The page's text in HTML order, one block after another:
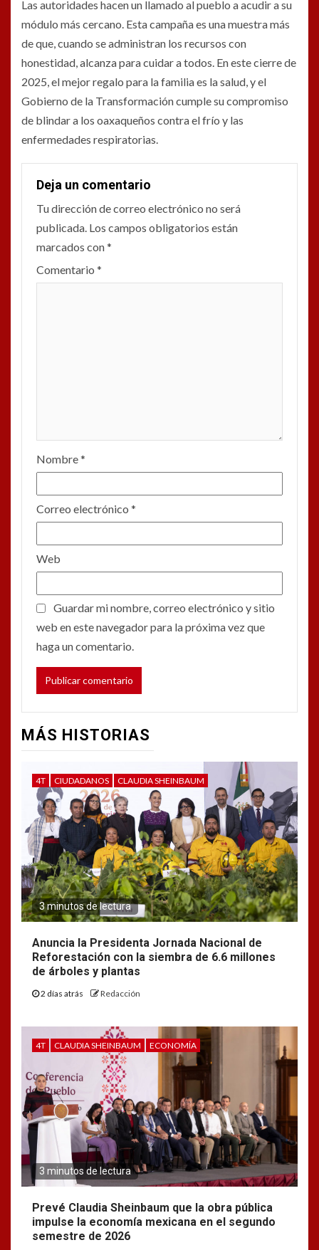
Las autoridades hacen un llamado al pueblo a acudir a su
módulo más cercano. Esta campaña es una muestra más
de que, cuando se administran los recursos con
honestidad, alcanza para cuidar a todos. En este cierre de
2025, el mejor regalo para la familia es la salud, y el
Gobierno de la Transformación cumple su compromiso
de blindar a los oaxaqueños contra el frío y las
enfermedades respiratorias.
Deja un comentario
Tu dirección de correo electrónico no será
publicada. Los campos obligatorios están
marcados con*
Comentario *
Nombre*
Correo electrónico *
Web
Guardar mi nombre, correo electrónico y sitio
web en este navegador para la próxima vez que
haga un comentario.
MÁS HISTORIAS
4T CIUDADANOS CLAUDIA SHEINBAUM
3 minutos de lectura
Anuncia la Presidenta Jornada Nacional de
Reforestación con la siembra de 6.6 millones
de árboles y plantas
2 días atrás Redacción
4T CLAUDIA SHEINBAUM ECONOMÍA
3 minutos de lectura
Prevé Claudia Sheinbaum que la obra pública
impulse la economía mexicana en el segundo
semestre de 2026